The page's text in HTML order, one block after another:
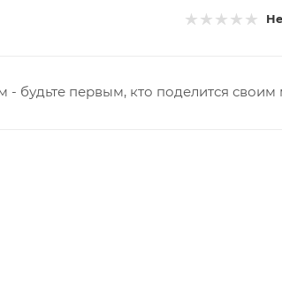
будьте первым, кто поделится